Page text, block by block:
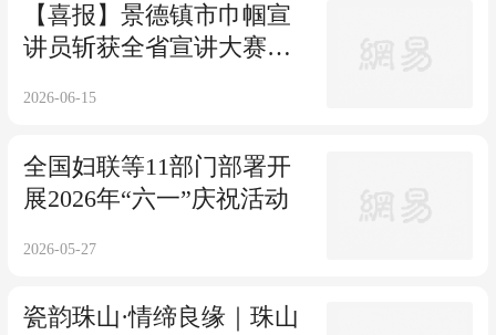
【喜报】景德镇市巾帼宣
讲员斩获全省宣讲大赛一
2026-06-15
全国妇联等11部门部署开
展2026年“六一”庆祝活动
2026-05-27
瓷韵珠山·情缔良缘｜珠山